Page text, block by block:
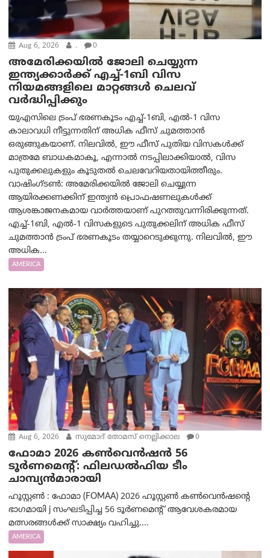
Aug 6, 2026 . 0
അമേരിക്കയില്‍ ജോലി ചെയ്യുന്ന
ഇന്ത്യക്കാർക്ക് എച്ച്-1ബി വിസ
നിയമങ്ങളിലെ മാറ്റങ്ങൾ ചെലവ്
വർദ്ധിപ്പിക്കും
യുഎസിലെ ട്രംപ് ഭരണകൂടം എച്ച്-1ബി, എൽ-1 വിസ
കാലാവധി നീട്ടുന്നതിന് അധിക ഫീസ് ചുമത്താൻ
ഒരുങ്ങുകയാണ്. നിലവിൽ, ഈ ഫീസ് പുതിയ വിസകൾക്ക്
മാത്രമേ ബാധകമാകൂ, എന്നാൽ നടപ്പിലാക്കിയാൽ, വിസ
പുതുക്കലുകളും കൂടുതൽ ചെലവേറിയതായിത്തീരും.
വാഷിംഗ്ടണ്‍: അമേരിക്കയില്‍ ജോലി ചെയ്യുന്ന
ആയിരക്കണക്കിന് ഇന്ത്യൻ പ്രൊഫഷണലുകൾക്ക്
ആശങ്കാജനകമായ വാർത്തയാണ് പുറത്തുവന്നിരിക്കുന്നത്.
എച്ച്-1ബി, എൽ-1 വിസകളുടെ പുതുക്കലിന് അധിക ഫീസ്
ചുമത്താൻ ട്രംപ് ഭരണകൂടം തയ്യാറെടുക്കുന്നു. നിലവിൽ, ഈ
അധിക...
AMERICA
Aug 6, 2026 സുമോദ് തോമസ് നെല്ലിക്കാല 0
ഫോമാ 2026 കൺവെൻഷൻ 56
ടൂർണമെന്റ്: ഫിലഡൽഫിയ ടീം
ചാമ്പ്യൻമാരായി
ഹൂസ്റ്റൺ : ഫോമാ (FOMAA) 2026 ഹൂസ്റ്റൺ കൺവെൻഷന്റെ
ഭാഗമായി j സംഘടിപ്പിച്ച 56 ടൂർണമെന്റ് ആവേശകരമായ
മത്സരങ്ങൾക്ക് സാക്ഷ്യം വഹിച്ചു....
AMERICA